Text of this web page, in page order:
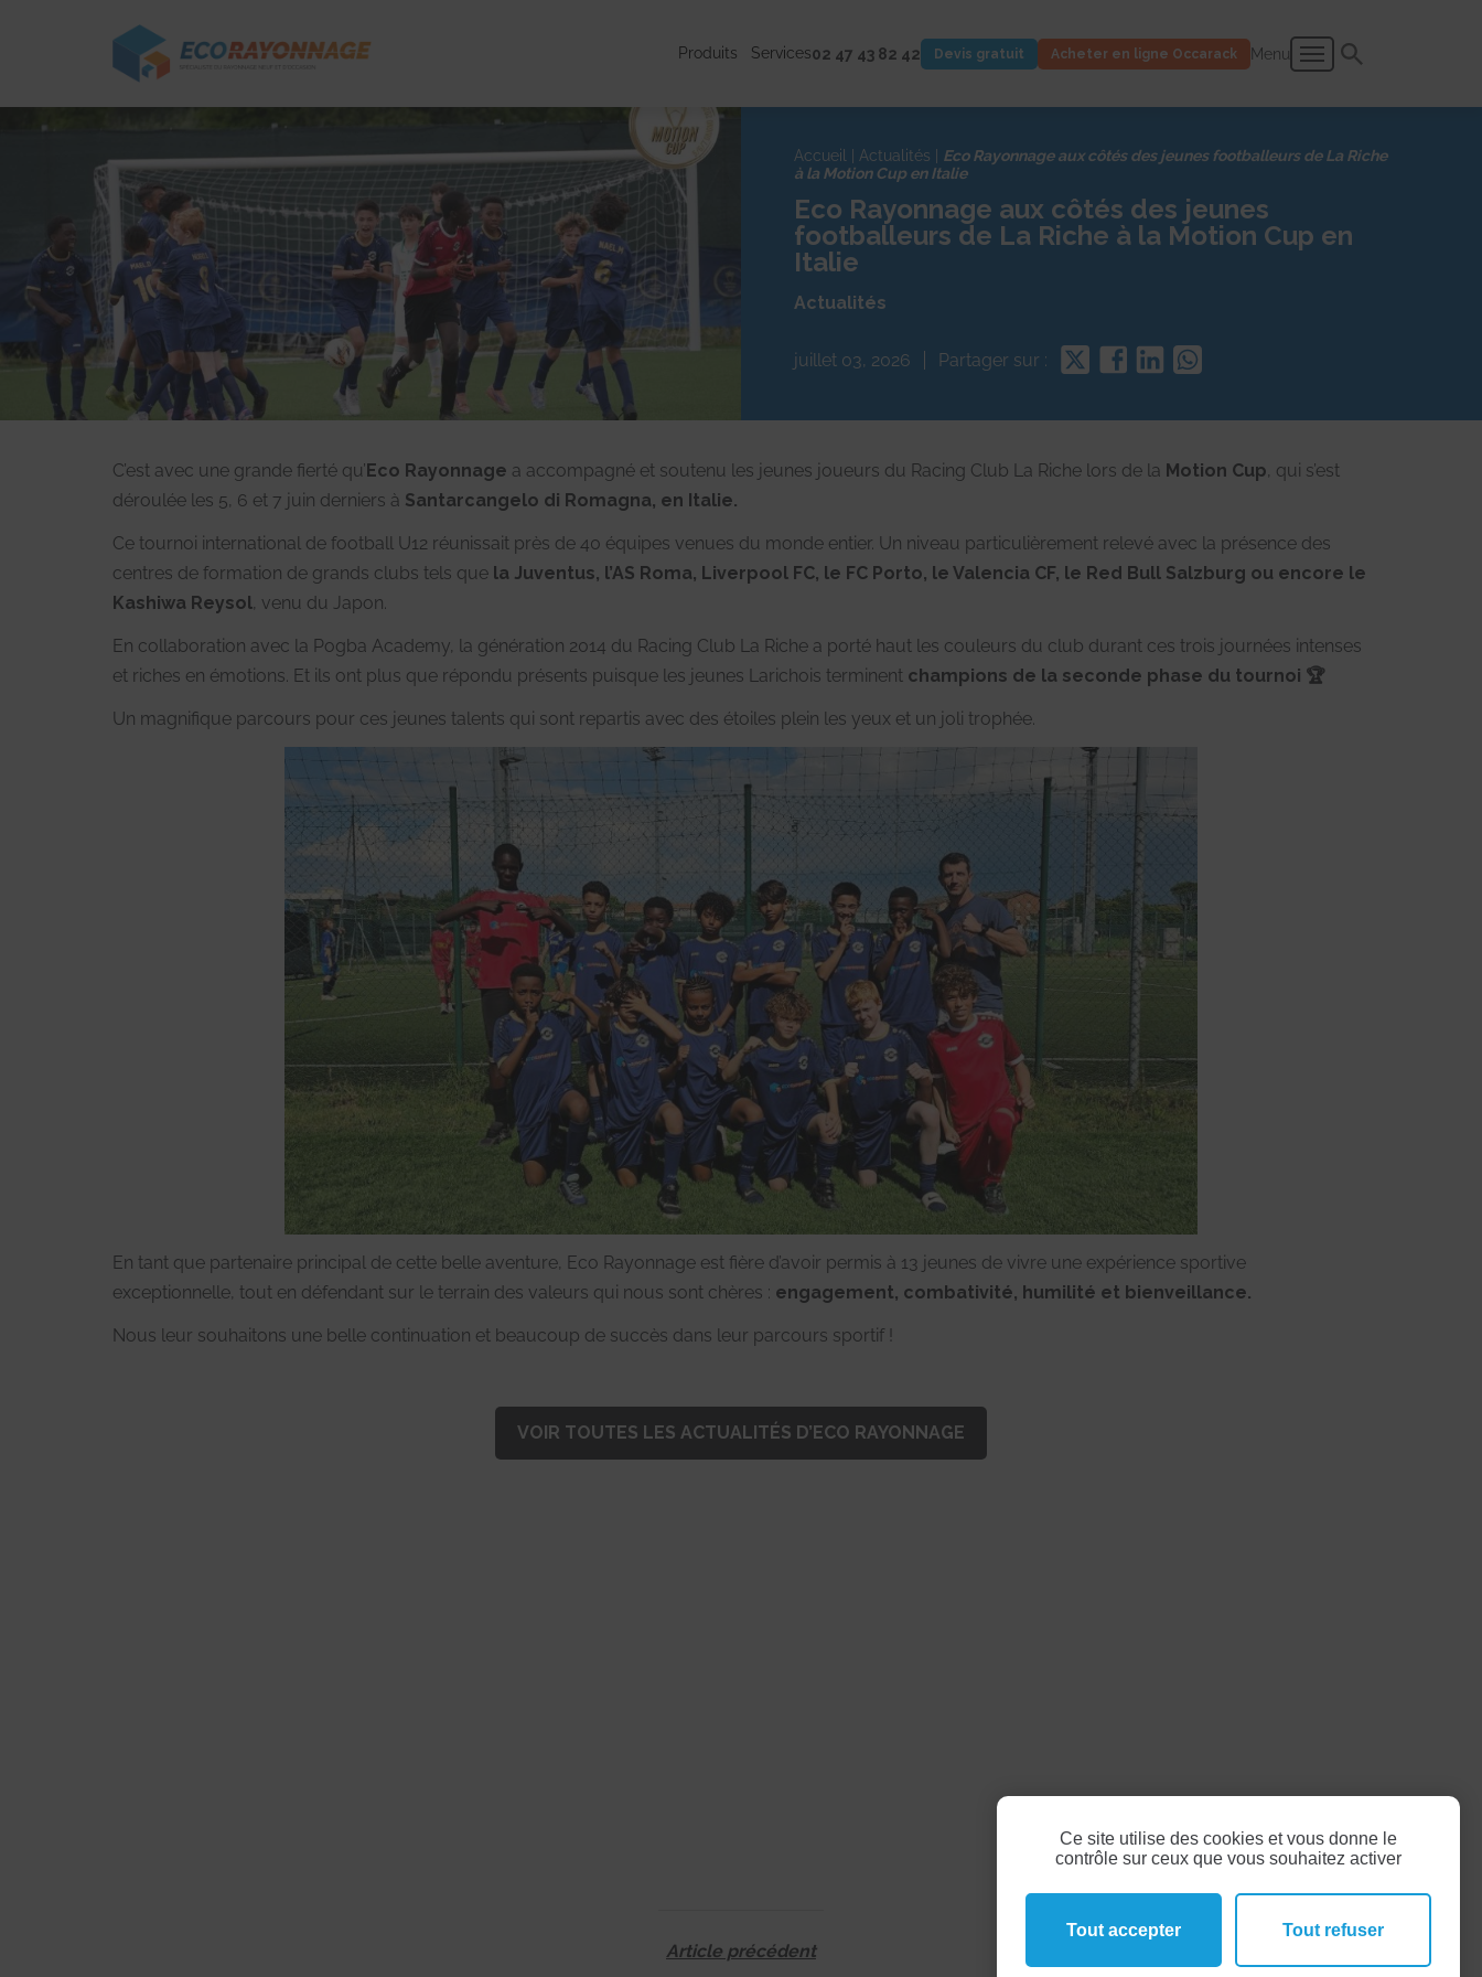
Produits Services02 47 43 82 42 Devis gratuit Acheter en ligne Occarack Menu
Accueil Actualités
Eco Rayonnage aux côtés des jeunes footballeurs de La Riche
à la Motion Cup en Italie
Eco Rayonnage aux côtés des jeunes
footballeurs de La Riche à la Motion Cup en
Italie
Actualités
juillet 03, 2026 Partager sur :
PartagerPartagerPartagerPartager
C’est avec une grande fierté qu’Eco Rayonnage a accompagné et soutenu les jeunes joueurs du Racing Club La Riche lors de la Motion Cup, qui s’est
déroulée les 5, 6 et 7 juin derniers à Santarcangelo di Romagna, en Italie.
Ce tournoi international de football U12 réunissait près de 40 équipes venues du monde entier. Un niveau particulièrement relevé avec la présence des
centres de formation de grands clubs tels que la Juventus, l’AS Roma, Liverpool FC, le FC Porto, le Valencia CF, le Red Bull Salzburg ou encore le
Kashiwa Reysol, venu du Japon.
En collaboration avec la Pogba Academy, la génération 2014 du Racing Club La Riche a porté haut les couleurs du club durant ces trois journées intenses
et riches en émotions. Et ils ont plus que répondu présents puisque les jeunes Larichois terminent champions de la seconde phase du tournoi 🏆
Un magnifique parcours pour ces jeunes talents qui sont repartis avec des étoiles plein les yeux et un joli trophée.
En tant que partenaire principal de cette belle aventure, Eco Rayonnage est fière d’avoir permis à 13 jeunes de vivre une expérience sportive
exceptionnelle, tout en défendant sur le terrain des valeurs qui nous sont chères : engagement, combativité, humilité et bienveillance.
Nous leur souhaitons une belle continuation et beaucoup de succès dans leur parcours sportif !
VOIR TOUTES LES ACTUALITÉS D’ECO RAYONNAGE
Article précédent
Ce site utilise des cookies et vous donne le
contrôle sur ceux que vous souhaitez activer
Tout accepter Tout refuser